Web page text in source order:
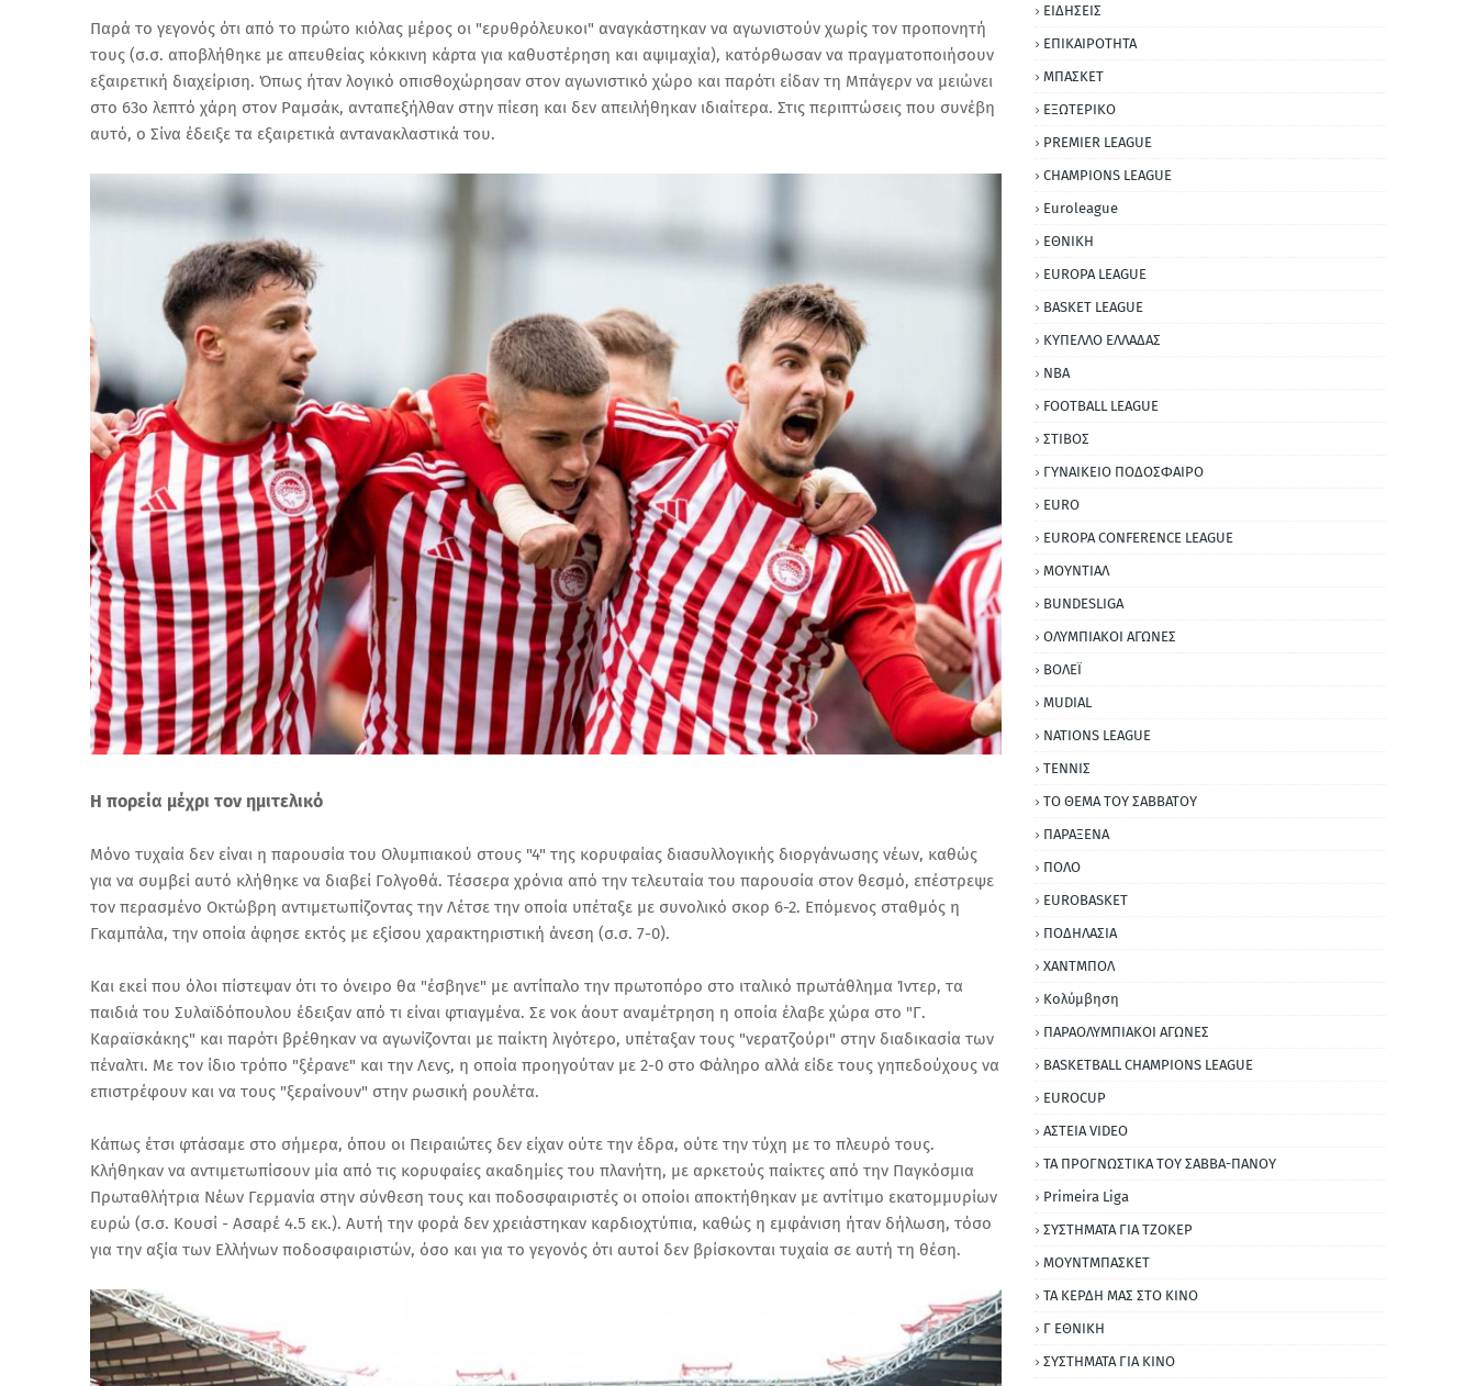
Παρά το γεγονός ότι από το πρώτο κιόλας μέρος οι "ερυθρόλευκοι" αναγκάστηκαν να αγωνιστούν χωρίς τον προπονητή
τους (σ.σ. αποβλήθηκε με απευθείας κόκκινη κάρτα για καθυστέρηση και αψιμαχία), κατόρθωσαν να πραγματοποιήσουν
εξαιρετική διαχείριση. Όπως ήταν λογικό οπισθοχώρησαν στον αγωνιστικό χώρο και παρότι είδαν τη Μπάγερν να μειώνει
στο 63ο λεπτό χάρη στον Ραμσάκ, ανταπεξήλθαν στην πίεση και δεν απειλήθηκαν ιδιαίτερα. Στις περιπτώσεις που συνέβη
αυτό, ο Σίνα έδειξε τα εξαιρετικά αντανακλαστικά του.
Η πορεία μέχρι τον ημιτελικό
Μόνο τυχαία δεν είναι η παρουσία του Ολυμπιακού στους "4" της κορυφαίας διασυλλογικής διοργάνωσης νέων, καθώς
για να συμβεί αυτό κλήθηκε να διαβεί Γολγοθά. Τέσσερα χρόνια από την τελευταία του παρουσία στον θεσμό, επέστρεψε
τον περασμένο Οκτώβρη αντιμετωπίζοντας την Λέτσε την οποία υπέταξε με συνολικό σκορ 6-2. Επόμενος σταθμός η
Γκαμπάλα, την οποία άφησε εκτός με εξίσου χαρακτηριστική άνεση (σ.σ. 7-0).
Και εκεί που όλοι πίστεψαν ότι το όνειρο θα "έσβηνε" με αντίπαλο την πρωτοπόρο στο ιταλικό πρωτάθλημα Ίντερ, τα
παιδιά του Συλαϊδόπουλου έδειξαν από τι είναι φτιαγμένα. Σε νοκ άουτ αναμέτρηση η οποία έλαβε χώρα στο "Γ.
Καραϊσκάκης" και παρότι βρέθηκαν να αγωνίζονται με παίκτη λιγότερο, υπέταξαν τους "νερατζούρι" στην διαδικασία των
πέναλτι. Με τον ίδιο τρόπο "ξέρανε" και την Λενς, η οποία προηγούταν με 2-0 στο Φάληρο αλλά είδε τους γηπεδούχους να
επιστρέφουν και να τους "ξεραίνουν" στην ρωσική ρουλέτα.
Κάπως έτσι φτάσαμε στο σήμερα, όπου οι Πειραιώτες δεν είχαν ούτε την έδρα, ούτε την τύχη με το πλευρό τους.
Κλήθηκαν να αντιμετωπίσουν μία από τις κορυφαίες ακαδημίες του πλανήτη, με αρκετούς παίκτες από την Παγκόσμια
Πρωταθλήτρια Νέων Γερμανία στην σύνθεση τους και ποδοσφαιριστές οι οποίοι αποκτήθηκαν με αντίτιμο εκατομμυρίων
ευρώ (σ.σ. Κουσί - Ασαρέ 4.5 εκ.). Αυτή την φορά δεν χρειάστηκαν καρδιοχτύπια, καθώς η εμφάνιση ήταν δήλωση, τόσο
για την αξία των Ελλήνων ποδοσφαιριστών, όσο και για το γεγονός ότι αυτοί δεν βρίσκονται τυχαία σε αυτή τη θέση.
ΕΙΔΗΣΕΙΣ
ΕΠΙΚΑΙΡΟΤΗΤΑ
ΜΠΑΣΚΕΤ
ΕΞΩΤΕΡΙΚΟ
PREMIER LEAGUE
CHAMPIONS LEAGUE
Euroleague
ΕΘΝΙΚΗ
EUROPA LEAGUE
BASKET LEAGUE
ΚΥΠΕΛΛΟ ΕΛΛΑΔΑΣ
NBA
FOOTBALL LEAGUE
ΣΤΙΒΟΣ
ΓΥΝΑΙΚΕΙΟ ΠΟΔΟΣΦΑΙΡΟ
EURO
EUROPA CONFERENCE LEAGUE
ΜΟΥΝΤΙΑΛ
BUNDESLIGA
ΟΛΥΜΠΙΑΚΟΙ ΑΓΩΝΕΣ
ΒΟΛΕΪ
MUDIAL
NATIONS LEAGUE
ΤΕΝΝΙΣ
ΤΟ ΘΕΜΑ ΤΟΥ ΣΑΒΒΑΤΟΥ
ΠΑΡΑΞΕΝΑ
ΠΟΛΟ
EUROBASKET
ΠΟΔΗΛΑΣΙΑ
ΧΑΝΤΜΠΟΛ
Κολύμβηση
ΠΑΡΑΟΛΥΜΠΙΑΚΟΙ ΑΓΩΝΕΣ
BASKETBALL CHAMPIONS LEAGUE
EUROCUP
ΑΣΤΕΙΑ VIDEO
ΤΑ ΠΡΟΓΝΩΣΤΙΚΑ ΤΟΥ ΣΑΒΒΑ-ΠΑΝΟΥ
Primeira Liga
ΣΥΣΤΗΜΑΤΑ ΓΙΑ ΤΖΟΚΕΡ
ΜΟΥΝΤΜΠΑΣΚΕΤ
ΤΑ ΚΕΡΔΗ ΜΑΣ ΣΤΟ ΚΙΝΟ
Γ ΕΘΝΙΚΗ
ΣΥΣΤΗΜΑΤΑ ΓΙΑ ΚΙΝΟ